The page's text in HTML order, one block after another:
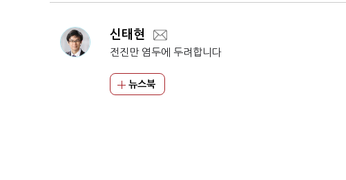
신태현
전진만 염두에 두려합니다
뉴스북